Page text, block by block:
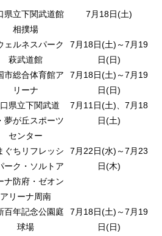
県立下関武道館
相撲場
7月18日(土)
ェルネスパーク
萩武道館
7月18日(土)～7月19
日(日)
市総合体育館ア
リーナ
7月18日(土)～7月19
日(日)
県立下関武道
夢が丘スポーツ
センター
7月11日(土)、7月18
日(土)
ぐちリフレッシ
ーク・ソルトア
ナ防府・ゼオン
アリーナ周南
7月22日(水)～7月23
日(木)
百年記念公園庭
球場
7月18日(土)～7月19
日(日)